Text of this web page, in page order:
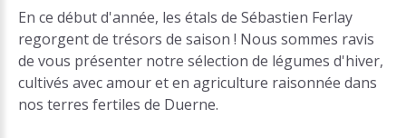
En ce début d'année, les étals de Sébastien Ferlay
regorgent de trésors de saison ! Nous sommes ravis
de vous présenter notre sélection de légumes d'hiver,
cultivés avec amour et en agriculture raisonnée dans
nos terres fertiles de Duerne.